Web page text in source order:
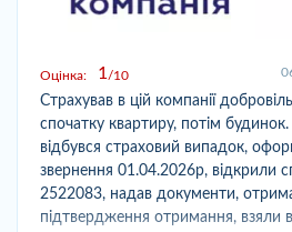
Оцінка: 1 10
Страхував в цій компанії
спочатку квартиру, потім
відбувся страховий випадок,
звернення 01.04.2026р, відкрили
2522083, надав документи,
підтвердження отримання, взяли